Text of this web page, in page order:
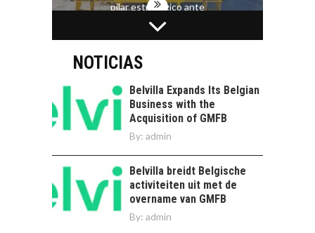
pilar estratégico ante
el reto ineludible de…
CAPITAL DE RIESGO
EN CHILE:
OPORTUNIDADES
PARA STARTUPS Y
NUEVOS NEGOCIOS
Capital de riesgo en
Chile: motor de
innovación para
TIPO DE CAMBIO EN
LAS EMPRESAS
CHILENAS
El tipo de cambio
NOTICIAS
Belvilla Expands Its Belgian
Business with the
Acquisition of GMFB
By: admin
Belvilla breidt Belgische
activiteiten uit met de
overname van GMFB
By: admin